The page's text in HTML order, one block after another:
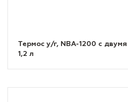
Термос у/г, NBA-1200 с
1,2 л